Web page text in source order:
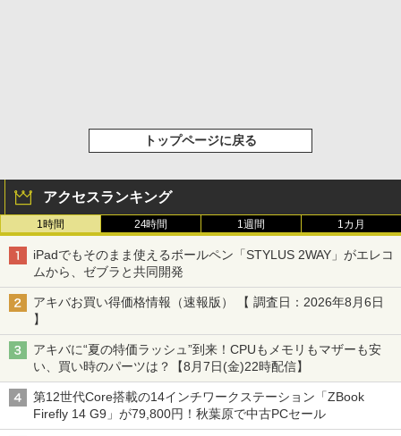
トップページに戻る
アクセスランキング
1時間 24時間 1週間 1カ月
iPadでもそのまま使えるボールペン「STYLUS 2WAY」がエレコ
ムから、ゼブラと共同開発
アキバお買い得価格情報（速報版） 【 調査日：2026年8月6日
】
アキバに“夏の特価ラッシュ”到来！CPUもメモリもマザーも安
い、買い時のパーツは？【8月7日(金)22時配信】
第12世代Core搭載の14インチワークステーション「ZBook
Firefly 14 G9」が79,800円！秋葉原で中古PCセール